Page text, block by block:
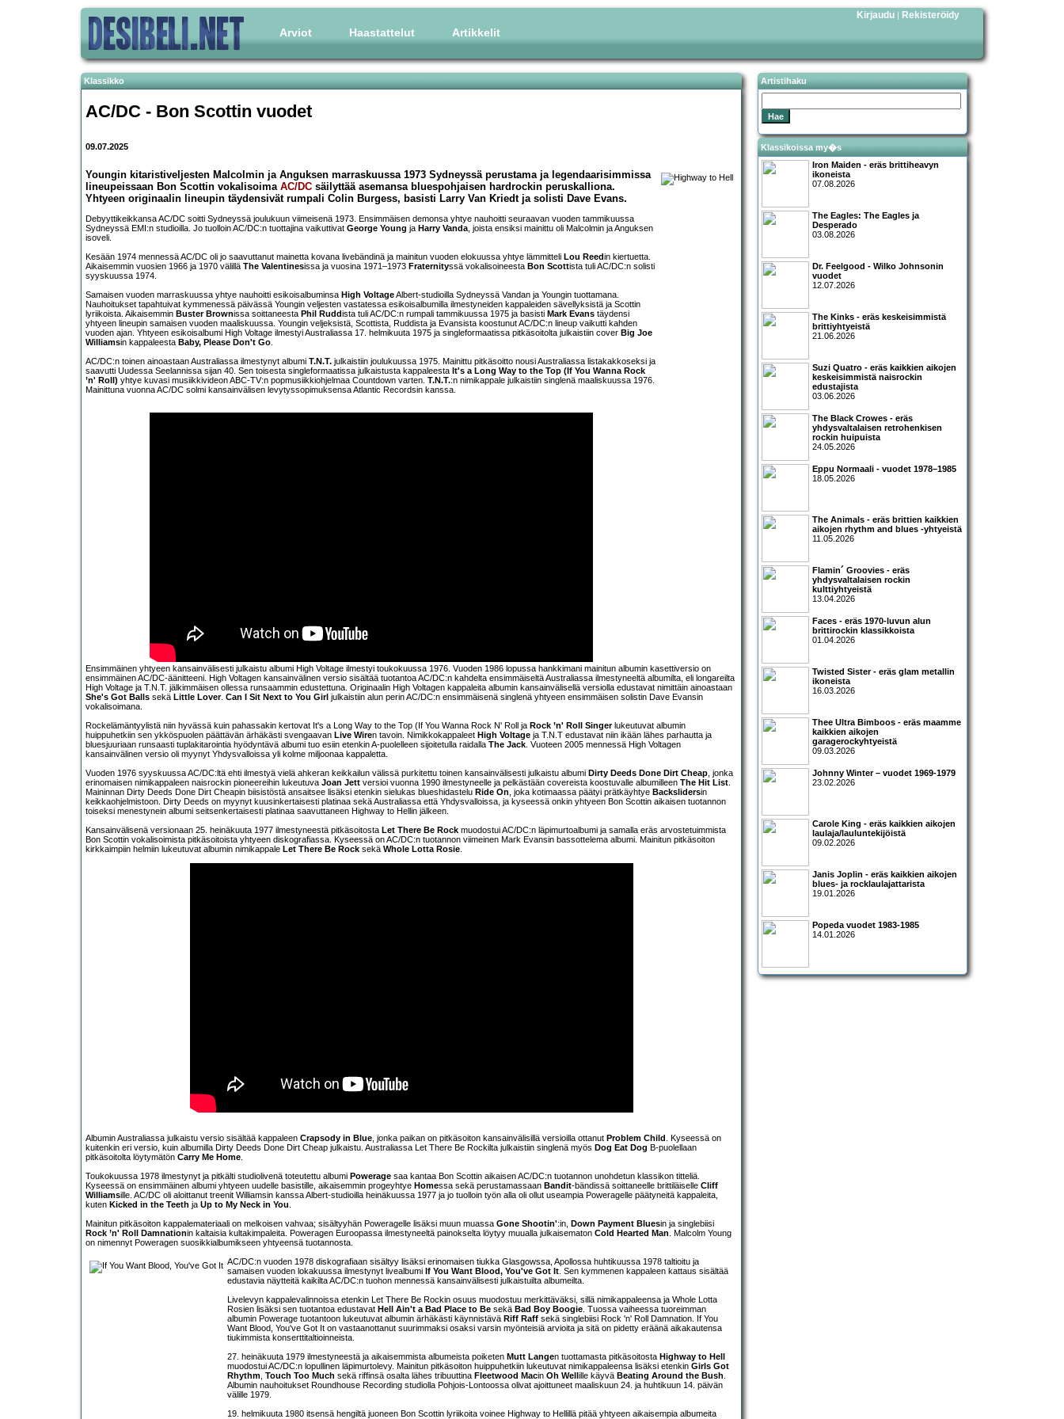
Arviot Haastattelut Artikkelit
Kirjaudu | Rekisteröidy
Klassikko
AC/DC - Bon Scottin vuodet
09.07.2025
Youngin kitaristiveljesten Malcolmin ja Anguksen marraskuussa 1973 Sydneyssä perustama ja legendaarisimmissa
lineupeissaan Bon Scottin vokalisoima AC/DC säilyttää asemansa bluespohjaisen hardrockin peruskalliona.
Yhtyeen originaalin lineupin täydensivät rumpali Colin Burgess, basisti Larry Van Kriedt ja solisti Dave Evans.
Debyyttikeikkansa AC/DC soitti Sydneyssä joulukuun viimeisenä 1973. Ensimmäisen demonsa yhtye nauhoitti seuraavan vuoden tammikuussa
Sydneyssä EMI:n studioilla. Jo tuolloin AC/DC:n tuottajina vaikuttivat George Young ja Harry Vanda, joista ensiksi mainittu oli Malcolmin ja Anguksen
isoveli.
Kesään 1974 mennessä AC/DC oli jo saavuttanut mainetta kovana livebändinä ja mainitun vuoden elokuussa yhtye lämmitteli Lou Reedin kiertuetta.
Aikaisemmin vuosien 1966 ja 1970 välillä The Valentinesissa ja vuosina 1971–1973 Fraternityssä vokalisoineesta Bon Scottista tuli AC/DC:n solisti
syyskuussa 1974.
Samaisen vuoden marraskuussa yhtye nauhoitti esikoisalbuminsa High VoltageAlbert-studioilla Sydneyssä Vandan ja Youngin tuottamana.
Nauhoitukset tapahtuivat kymmenessä päivässä Youngin veljesten vastatessa esikoisalbumilla ilmestyneiden kappaleiden sävellyksistä ja Scottin
lyriikoista. Aikaisemmin Buster Brownissa soittaneesta Phil Ruddista tuli AC/DC:n rumpali tammikuussa 1975 ja basisti Mark Evans täydensi
yhtyeen lineupin samaisen vuoden maaliskuussa. Youngin veljeksistä, Scottista, Ruddista ja Evansista koostunut AC/DC:n lineup vaikutti kahden
vuoden ajan. Yhtyeen esikoisalbumi High Voltage ilmestyi Australiassa 17. helmikuuta 1975 ja singleformaatissa pitkäsoitolta julkaistiin cover Big Joe
Williamsin kappaleesta Baby, Please Don't Go.
AC/DC:n toinen ainoastaan Australiassa ilmestynyt albumi T.N.T. julkaistiin joulukuussa 1975. Mainittu pitkäsoitto nousi Australiassa listakakkoseksi ja
saavutti Uudessa Seelannissa sijan 40. Sen toisesta singleformaatissa julkaistusta kappaleesta It's a Long Way to the Top (If You Wanna Rock
’n' Roll) yhtye kuvasi musiikkivideon ABC-TV:n popmusiikkiohjelmaa Countdown varten. T.N.T.:n nimikappale julkaistiin singlenä maaliskuussa 1976.
Mainittuna vuonna AC/DC solmi kansainvälisen levytyssopimuksensa Atlantic Recordsin kanssa.
Ensimmäinen yhtyeen kansainvälisesti julkaistu albumi High Voltage ilmestyi toukokuussa 1976. Vuoden 1986 lopussa hankkimani mainitun albumin kasettiversio on
ensimmäinen AC/DC-äänitteeni. High Voltagen kansainvälinen versio sisältää tuotantoa AC/DC:n kahdelta ensimmäiseltä Australiassa ilmestyneeltä albumilta, eli longareilta
High Voltage ja T.N.T. jälkimmäisen ollessa runsaammin edustettuna. Originaalin High Voltagen kappaleita albumin kansainvälisellä versiolla edustavat nimittäin ainoastaan
She's Got Balls sekä Little Lover. Can I Sit Next to You Girl julkaistiin alun perin AC/DC:n ensimmäisenä singlenä yhtyeen ensimmäisen solistin Dave Evansin
vokalisoimana.
Rockelämäntyylistä niin hyvässä kuin pahassakin kertovat It's a Long Way to the Top (If You Wanna Rock N' Roll ja Rock ’n' Roll Singerlukeutuvat albumin
huippuhetkiin sen ykköspuolen päättävän ärhäkästi svengaavan Live Wiren tavoin. Nimikkokappaleet High Voltage ja T.N.T edustavat niin ikään lähes parhautta ja
bluesjuuriaan runsaasti tuplakitarointia hyödyntävä albumi tuo esiin etenkin A-puolelleen sijoitetulla raidalla The Jack. Vuoteen 2005 mennessä High Voltagen
kansainvälinen versio oli myynyt Yhdysvalloissa yli kolme miljoonaa kappaletta.
Vuoden 1976 syyskuussa AC/DC:ltä ehti ilmestyä vielä ahkeran keikkailun välissä purkitettu toinen kansainvälisesti julkaistu albumi Dirty Deeds Done Dirt Cheap, jonka
erinomaisen nimikappaleen naisrockin pioneereihin lukeutuva Joan Jett versioi vuonna 1990 ilmestyneelle ja pelkästään covereista koostuvalle albumilleen The Hit List.
Maininnan Dirty Deeds Done Dirt Cheapin biisistöstä ansaitsee lisäksi etenkin sielukas blueshidastelu Ride On, joka kotimaassa päätyi prätkäyhtye Backslidersin
keikkaohjelmistoon. Dirty Deeds on myynyt kuusinkertaisesti platinaa sekä Australiassa että Yhdysvalloissa, ja kyseessä onkin yhtyeen Bon Scottin aikaisen tuotannon
toiseksi menestynein albumi seitsenkertaisesti platinaa saavuttaneen Highway to Hellin jälkeen.
Kansainvälisenä versionaan 25. heinäkuuta 1977 ilmestyneestä pitkäsoitosta Let There Be Rock muodostui AC/DC:n läpimurtoalbumi ja samalla eräs arvostetuimmista
Bon Scottin vokalisoimista pitkäsoitoista yhtyeen diskografiassa. Kyseessä on AC/DC:n tuotannon viimeinen Mark Evansin bassottelema albumi. Mainitun pitkäsoiton
kirkkaimpiin helmiin lukeutuvat albumin nimikappale Let There Be Rock sekä Whole Lotta Rosie.
Albumin Australiassa julkaistu versio sisältää kappaleen Crapsody in Blue, jonka paikan on pitkäsoiton kansainvälisillä versioilla ottanut Problem Child . Kyseessä on
kuitenkin eri versio, kuin albumilla Dirty Deeds Done Dirt Cheap julkaistu. Australiassa Let There Be Rockilta julkaistiin singlenä myös Dog Eat Dog B-puolellaan
pitkäsoitolta löytymätön Carry Me Home.
Toukokuussa 1978 ilmestynyt ja pitkälti studiolivenä toteutettu albumi Powerage saa kantaa Bon Scottin aikaisen AC/DC:n tuotannon unohdetun klassikon titteliä.
Kyseessä on ensimmäinen albumi yhtyeen uudelle basistille, aikaisemmin progeyhtye Homessa sekä perustamassaan Bandit-bändissä soittaneelle brittiläiselle Cliff
Williamsille. AC/DC oli aloittanut treenit Williamsin kanssa Albert-studioilla heinäkuussa 1977 ja jo tuolloin työn alla oli ollut useampia Poweragelle päätyneitä kappaleita,
kuten Kicked in the Teeth ja Up to My Neck in You.
Mainitun pitkäsoiton kappalemateriaali on melkoisen vahvaa; sisältyyhän Poweragelle lisäksi muun muassa Gone Shootin':in, Down Payment Bluesin ja singlebiisi
Rock ’n' Roll Damnationin kaltaisia kultakimpaleita. Poweragen Euroopassa ilmestyneeltä painokselta löytyy muualla julkaisematon Cold Hearted Man. Malcolm Young
on nimennyt Poweragen suosikkialbumikseen yhtyeensä tuotannosta.
AC/DC:n vuoden 1978 diskografiaan sisältyy lisäksi erinomaisen tiukka Glasgowssa, Apollossa huhtikuussa 1978 taltioitu ja
samaisen vuoden lokakuussa ilmestynyt livealbumi If You Want Blood, You've Got It. Sen kymmenen kappaleen kattaus sisältää
edustavia näytteitä kaikilta AC/DC:n tuohon mennessä kansainvälisesti julkaistuilta albumeilta.
Livelevyn kappalevalinnoissa etenkin Let There Be Rockin osuus muodostuu merkittäväksi, sillä nimikappaleensa ja Whole Lotta
Rosien lisäksi sen tuotantoa edustavat Hell Ain't a Bad Place to Be sekä Bad Boy Boogie. Tuossa vaiheessa tuoreimman
albumin Powerage tuotantoon lukeutuvat albumin ärhäkästi käynnistävä Riff Raff sekä singlebiisi Rock 'n' Roll Damnation. If You
Want Blood, You've Got It on vastaanottanut suurimmaksi osaksi varsin myönteisiä arvioita ja sitä on pidetty eräänä aikakautensa
tiukimmista konserttitaltioinneista.
27. heinäkuuta 1979 ilmestyneestä ja aikaisemmista albumeista poiketen Mutt Langen tuottamasta pitkäsoitosta Highway to Hell
muodostui AC/DC:n lopullinen läpimurtolevy. Mainitun pitkäsoiton huippuhetkiin lukeutuvat nimikappaleensa lisäksi etenkin Girls Got
Rhythm, Touch Too Much sekä riffinsä osalta lähes tribuuttina Fleetwood Macin Oh Well ille käyvä Beating Around the Bush.
Albumin nauhoitukset Roundhouse Recording studiolla Pohjois-Lontoossa olivat ajoittuneet maaliskuun 24. ja huhtikuun 14. päivän
välille 1979.
19. helmikuuta 1980 itsensä hengiltä juoneen Bon Scottin lyriikoita voinee Highway to Hellillä pitää yhtyeen aikaisempia albumeita
Artistihaku
Klassikoissa my�s
Iron Maiden - eräs brittiheavyn
ikoneista
07.08.2026
The Eagles: The Eagles ja
Desperado
03.08.2026
Dr. Feelgood - Wilko Johnsonin
vuodet
12.07.2026
The Kinks - eräs keskeisimmistä
brittiyhtyeistä
21.06.2026
Suzi Quatro - eräs kaikkien aikojen
keskeisimmistä naisrockin
edustajista
03.06.2026
The Black Crowes - eräs
yhdysvaltalaisen retrohenkisen
rockin huipuista
24.05.2026
Eppu Normaali - vuodet 1978–1985
18.05.2026
The Animals - eräs brittien kaikkien
aikojen rhythm and blues -yhtyeistä
11.05.2026
Flamin´ Groovies - eräs
yhdysvaltalaisen rockin
kulttiyhtyeistä
13.04.2026
Faces - eräs 1970-luvun alun
brittirockin klassikkoista
01.04.2026
Twisted Sister - eräs glam metallin
ikoneista
16.03.2026
Thee Ultra Bimboos - eräs maamme
kaikkien aikojen
garagerockyhtyeistä
09.03.2026
Johnny Winter – vuodet 1969-1979
23.02.2026
Carole King - eräs kaikkien aikojen
laulaja/lauluntekijöistä
09.02.2026
Janis Joplin - eräs kaikkien aikojen
blues- ja rocklaulajattarista
19.01.2026
Popeda vuodet 1983-1985
14.01.2026